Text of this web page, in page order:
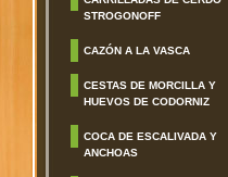
STROGONOFF
CAZÓN A LA VASCA
CESTAS DE MORCILLA Y
HUEVOS DE CODORNIZ
COCA DE ESCALIVADA Y
ANCHOAS